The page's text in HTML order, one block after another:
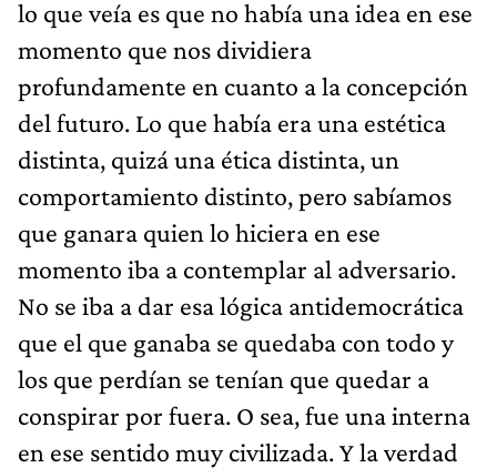
lo que veía es que no había una idea en ese
momento que nos dividiera
profundamente en cuanto a la concepción
del futuro. Lo que había era una estética
distinta, quizá una ética distinta, un
comportamiento distinto, pero sabíamos
que ganara quien lo hiciera en ese
momento iba a contemplar al adversario.
No se iba a dar esa lógica antidemocrática
que el que ganaba se quedaba con todo y
los que perdían se tenían que quedar a
conspirar por fuera. O sea, fue una interna
en ese sentido muy civilizada. Y la verdad